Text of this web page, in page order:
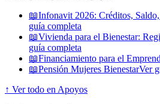
📖Infonavit 2026: Créditos,
guía completa
📖Vivienda para el Bienestar:
guía completa
📖Financiamiento para el
📖Pensión Mujeres BienestarVer
↑ Ver todo en Apoyos